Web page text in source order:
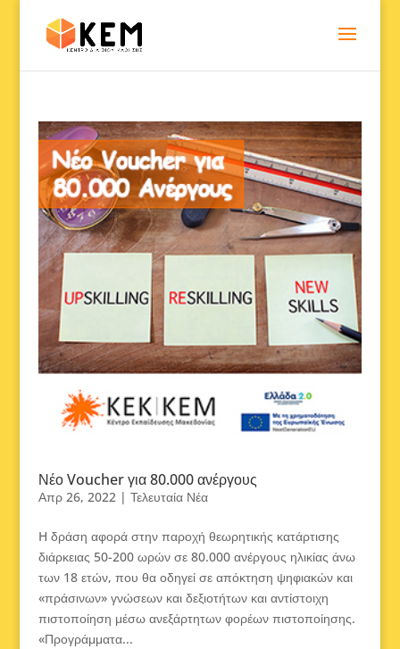
Νέο Voucher για 80.000 ανέργους
Απρ 26, 2022| Τελευταία Νέα
H δράση αφορά στην παροχή θεωρητικής κατάρτισης
διάρκειας 50-200 ωρών σε 80.000 ανέργους ηλικίας άνω
των 18 ετών, που θα οδηγεί σε απόκτηση ψηφιακών και
«πράσινων» γνώσεων και δεξιοτήτων και αντίστοιχη
πιστοποίηση μέσω ανεξάρτητων φορέων πιστοποίησης.
«Προγράμματα...